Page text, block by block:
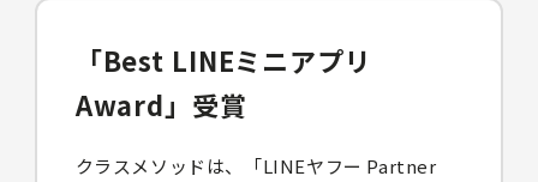
「Best LINEミニアプリ
Award」受賞
クラスメソッドは、「LINEヤフー Partner